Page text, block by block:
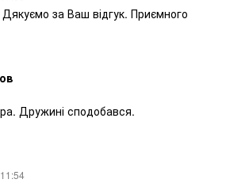
за Ваш відгук. Приємного
Дружині сподобався.